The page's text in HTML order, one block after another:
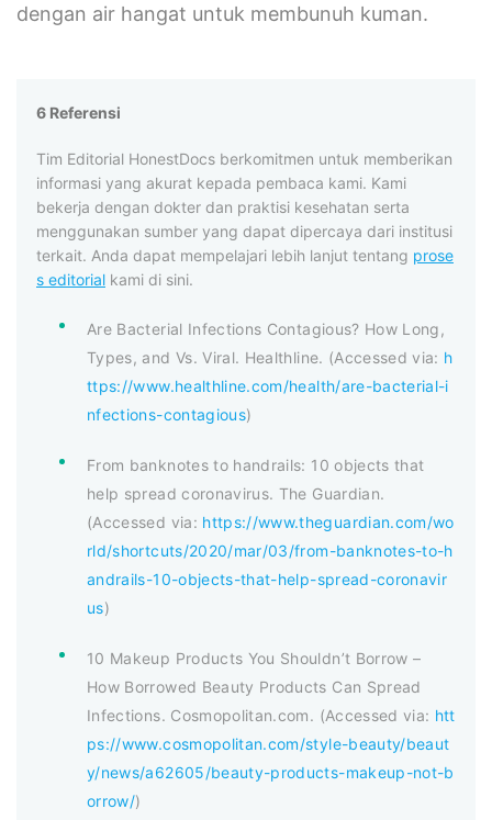
dengan air hangat untuk membunuh kuman.
6 Referensi
Tim Editorial HonestDocs berkomitmen untuk memberikan
informasi yang akurat kepada pembaca kami. Kami
bekerja dengan dokter dan praktisi kesehatan serta
menggunakan sumber yang dapat dipercaya dari institusi
terkait. Anda dapat mempelajari lebih lanjut tentang prose
s editorial kami di sini.
Are Bacterial Infections Contagious? How Long,
Types, and Vs. Viral. Healthline. (Accessed via: h
ttps://www.healthline.com/health/are-bacterial-i
nfections-contagious)
From banknotes to handrails: 10 objects that
help spread coronavirus. The Guardian.
(Accessed via: https://www.theguardian.com/wo
rld/shortcuts/2020/mar/03/from-banknotes-to-h
andrails-10-objects-that-help-spread-coronavir
us)
10 Makeup Products You Shouldn’t Borrow –
How Borrowed Beauty Products Can Spread
Infections. Cosmopolitan.com. (Accessed via: htt
ps://www.cosmopolitan.com/style-beauty/beaut
y/news/a62605/beauty-products-makeup-not-b
orrow/)